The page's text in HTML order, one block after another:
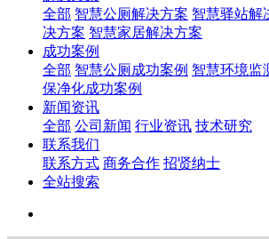
全部 智慧公厕解决方案 智慧驿站解
决方案 智慧家居解决方案
成功案例
全部 智慧公厕成功案例 智慧环境监
保净化成功案例
新闻资讯
全部 公司新闻 行业资讯 技术研究
联系我们
联系方式 商务合作 招贤纳士
全站搜索